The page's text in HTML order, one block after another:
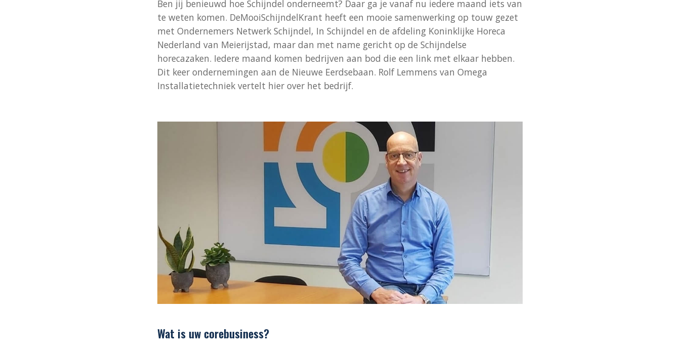
Ben jij benieuwd hoe Schijndel onderneemt? Daar ga je vanaf nu iedere maand iets van
te weten komen. DeMooiSchijndelKrant heeft een mooie samenwerking op touw gezet
met Ondernemers Netwerk Schijndel, In Schijndel en de afdeling Koninklijke Horeca
Nederland van Meierijstad, maar dan met name gericht op de Schijndelse
horecazaken. Iedere maand komen bedrijven aan bod die een link met elkaar hebben.
Dit keer ondernemingen aan de Nieuwe Eerdsebaan. Rolf Lemmens van Omega
Installatietechniek vertelt hier over het bedrijf.
Wat is uw corebusiness?